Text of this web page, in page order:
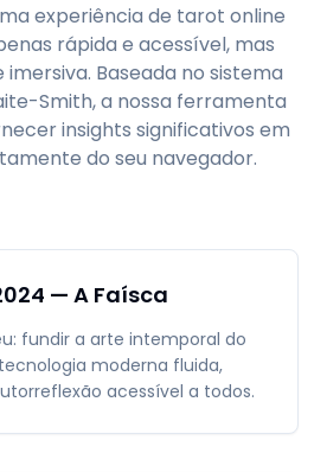
experiência de tarot online
rápida e acessível, mas
Baseada no sistema
Smith, a nossa ferramenta
insights significativos em
do seu navegador.
— A Faísca
fundir a arte intemporal do
moderna fluida,
acessível a todos.